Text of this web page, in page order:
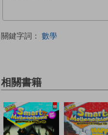
關鍵字詞： 數學
相關書籍